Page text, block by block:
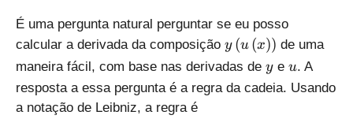
}
\l
t(
x
\
ri
t(
\
É uma pergunta natural perguntar se eu posso
calcular a derivada da composição y
\
e
y (u (x)) de uma
maneira fácil, com base nas derivadas de y
ye u
u. A
resposta a essa pergunta é a regra da cadeia. Usando
a notação de Leibniz, a regra é